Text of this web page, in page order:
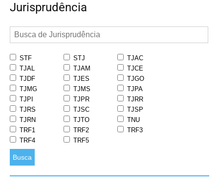
Jurisprudência
STF STJ
TJAC
TJAL
TJAM
TJCE
TJDF
TJES
TJGO
TJMG
TJMS
TJPA
TJPI
TJPR
TJRR
TJRS
TJSC
TJSP
TJRN
TJTO
TNU
TRF1
TRF2
TRF3
TRF4
TRF5
Busca